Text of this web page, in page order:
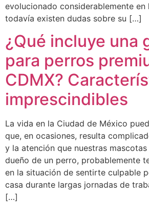
evolucionado considerablemente en
todavía existen dudas sobre su […]
¿Qué incluye una
para perros
CDMX?
imprescindibles
La vida en la Ciudad de México
que, en ocasiones, resulta
y la atención que nuestras
dueño de un perro, probablemente
en la situación de sentirte culpable
casa durante largas jornadas de
[…]